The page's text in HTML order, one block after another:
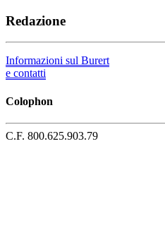
Redazione
Informazioni sul Burert
e contatti
Colophon
C.F. 800.625.903.79